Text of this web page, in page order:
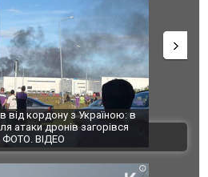
від кордону з Україною: в
атаки дронів загорівся
ФОТО. ВІДЕО
"Мої
ВІДЕО